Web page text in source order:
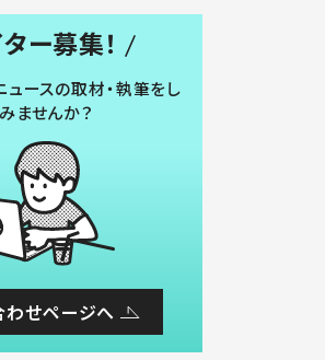
ー募集！
ュースの取材・執筆をし
ませんか？
わせページへ